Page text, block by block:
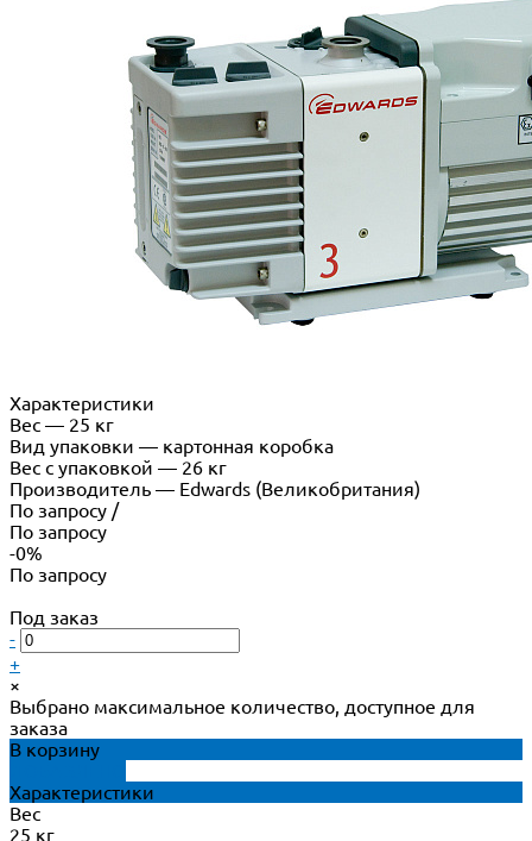
Характеристики
Вес — 25 кг
Вид упаковки — картонная коробка
Вес с упаковкой — 26 кг
Производитель — Edwards (Великобритания)
По запросу /
По запросу
-0%
По запросу
Под заказ
-
+
×
Выбрано максимальное количество, доступное для
заказа
В корзину
Характеристики
Вес
25 кг